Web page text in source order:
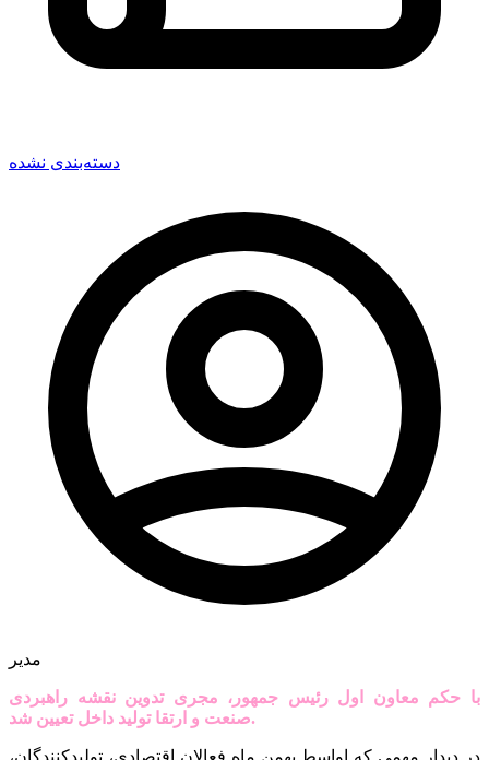
دسته‌بندی نشده
مدیر
با حکم معاون اول رئیس جمهور، مجری تدوین نقشه راهبردی
صنعت و ارتقا تولید داخل تعیین شد.
در دیدار مهمی که اواسط بهمن ماه فعالان اقتصادی، تولیدکنندگان،